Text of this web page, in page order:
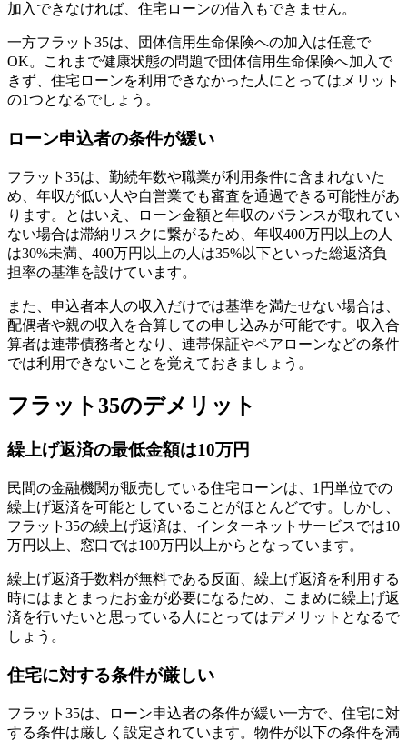
加入できなければ、住宅ローンの借入もできません。
一方フラット35は、団体信用生命保険への加入は任意で
OK。これまで健康状態の問題で団体信用生命保険へ加入で
きず、住宅ローンを利用できなかった人にとってはメリット
の1つとなるでしょう。
ローン申込者の条件が緩い
フラット35は、勤続年数や職業が利用条件に含まれないた
め、 年収が低い人や自営業でも審査を通過できる可能性があ
ります。とはいえ、ローン金額と年収のバランスが取れてい
ない場合は滞納リスクに繋がるため、年収400万円以上の人
は30%未満、400万円以上の人は35%以下といった総返済負
担率の基準を設けています。
また、申込者本人の収入だけでは基準を満たせない場合は、
配偶者や親の収入を合算しての申し込みが可能です。収入合
算者は連帯債務者となり、連帯保証やペアローンなどの条件
では利用できないことを覚えておきましょう。
フラット35のデメリット
繰上げ返済の最低金額は10万円
民間の金融機関が販売している住宅ローンは、1円単位での
繰上げ返済を可能としていることがほとんどです。しかし、
フラット35の繰上げ返済は、 インターネットサービスでは10
万円以上、窓口では100万円以上から となっています。
繰上げ返済手数料が無料である反面、繰上げ返済を利用する
時にはまとまったお金が必要になるため、
こまめに繰上げ返
済を行いたいと思っている人にとってはデメリットとなるで
しょう。
住宅に対する条件が厳しい
フラット35は、ローン申込者の条件が緩い一方で、住宅に対
する条件は厳しく設定されています。物件が以下の条件を満